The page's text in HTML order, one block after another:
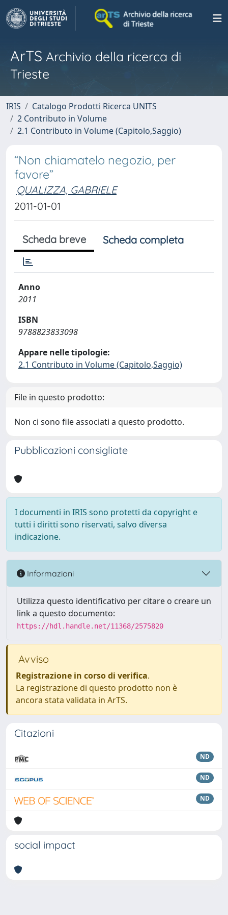
ArTS Archivio della ricerca di
Trieste
IRIS
Catalogo Prodotti Ricerca UNITS
2 Contributo in Volume
2.1 Contributo in Volume (Capitolo,Saggio)
“Non chiamatelo negozio, per
favore”
QUALIZZA, GABRIELE
2011-01-01
Scheda breve Scheda completa
Anno
2011
ISBN
9788823833098
Appare nelle tipologie:
2.1 Contributo in Volume (Capitolo,Saggio)
File in questo prodotto:
Non ci sono file associati a questo prodotto.
Pubblicazioni consigliate
I documenti in IRIS sono protetti da copyright e
tutti i diritti sono riservati, salvo diversa
indicazione.
Informazioni
Utilizza questo identificativo per citare o creare un
link a questo documento:
https://hdl.handle.net/11368/2575820
Avviso
Registrazione in corso di verifica.
La registrazione di questo prodotto non è
ancora stata validata in ArTS.
Citazioni
ND
ND
ND
social impact